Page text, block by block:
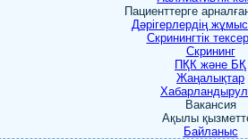
Пациенттерге
Дәрігерлердің жұмыс
Скринингтік
Скрининг
ПҚК және БҚ
Жаңалықтар
Вакансия
Ақылы
Байланыс